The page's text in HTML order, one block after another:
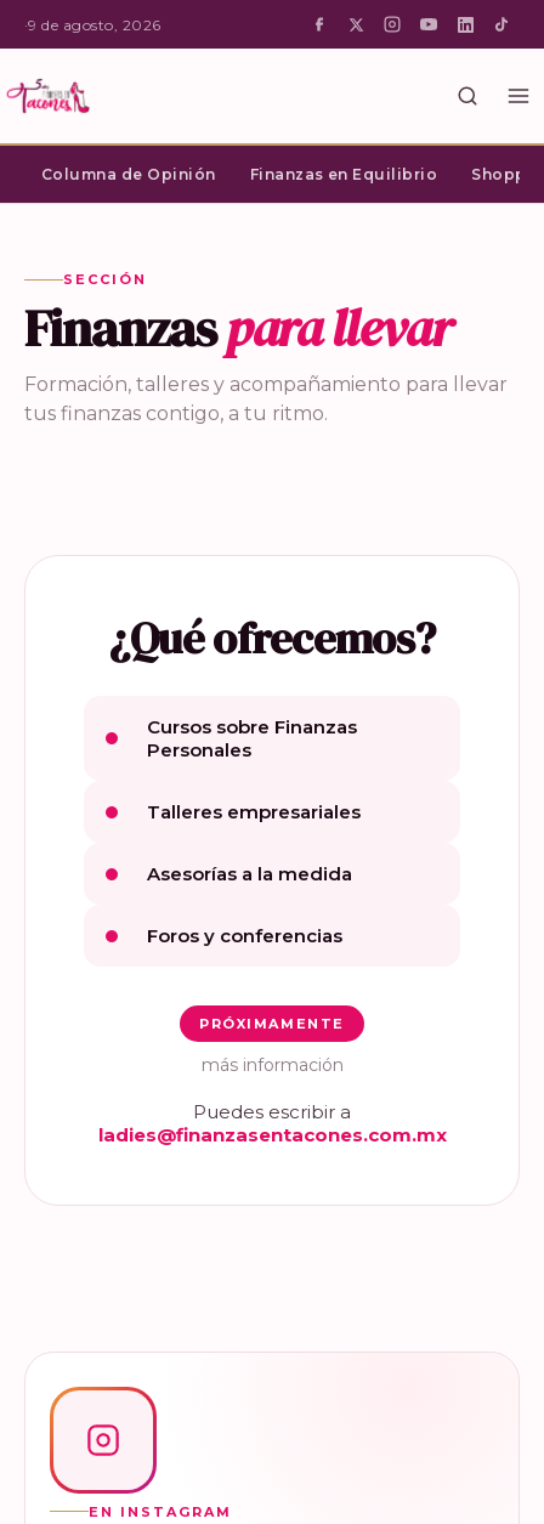
·9 de agosto, 2026
Columna de Opinión Finanzas en Equilibrio
SECCIÓN
Finanzaspara llevar
Formación, talleres y acompañamiento para llevar
tus finanzas contigo, a tu ritmo.
¿Qué ofrecemos?
Cursos sobre Finanzas
Personales
Talleres empresariales
Asesorías a la medida
Foros y conferencias
PRÓXIMAMENTE
más información
Puedes escribir a
ladies@finanzasentacones.com.mx
EN INSTAGRAM